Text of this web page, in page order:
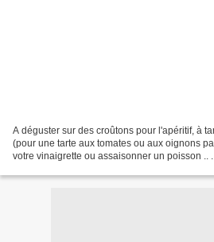
A déguster sur des croûtons pour l'apéritif, à
(pour une tarte aux tomates ou aux oignons
votre vinaigrette ou assaisonner un poisson ..